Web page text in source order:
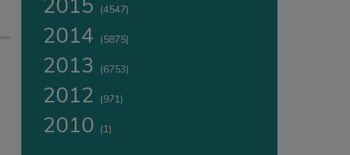
2015 (4547)
2014 (5875)
2013 (6753)
2012 (971)
2010 (1)